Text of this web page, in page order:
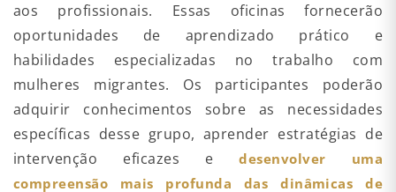
aos profissionais. Essas oficinas fornecerão
oportunidades de aprendizado prático e
habilidades especializadas no trabalho com
mulheres migrantes. Os participantes poderão
adquirir conhecimentos sobre as necessidades
específicas desse grupo, aprender estratégias de
intervenção eficazes edesenvolver uma
compreensão mais profunda das dinâmicas de